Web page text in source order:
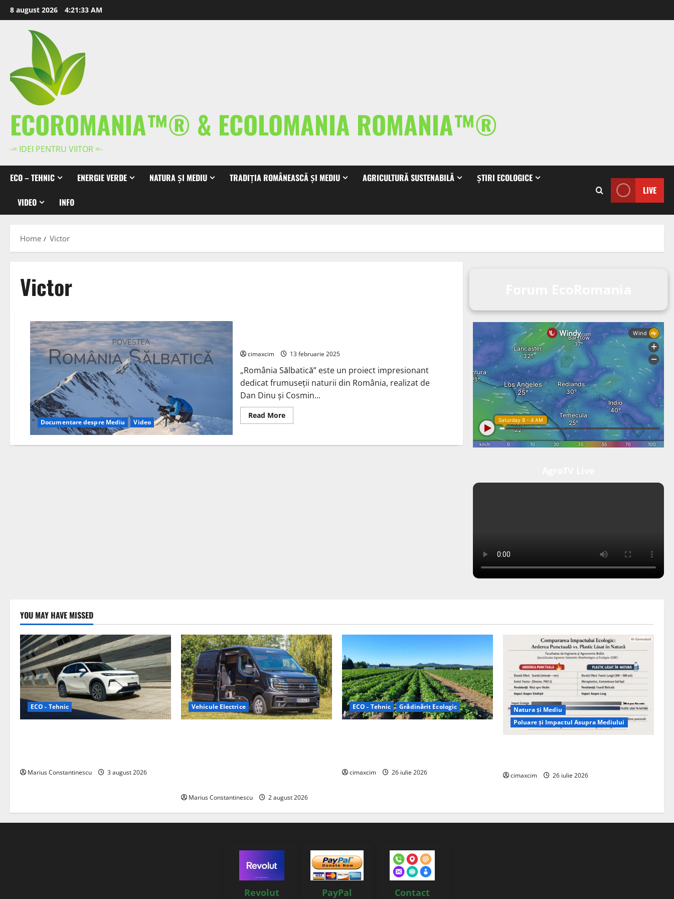
Skip
to
content
8 august 2026 4:21:33 AM
ECOROMANIA™® & ECOLOMANIA ROMANIA™®
-= IDEI PENTRU VIITOR =-
ECO – TEHNIC ENERGIE VERDE NATURA ȘI MEDIU TRADIȚIA ROMÂNEASCĂ ȘI MEDIU AGRICULTURĂ SUSTENABILĂ ȘTIRI ECOLOGICE
VIDEO INFO
LIVE
Home Victor
Victor
Documentare despre Mediu Video
cimaxcim 13 februarie 2025
„România Sălbatică” este un proiect impresionant
dedicat frumuseții naturii din România, realizat de
Dan Dinu și Cosmin...
Read MoreRead
more
YOU MAY HAVE MISSED
ECO - Tehnic
Marius Constantinescu 3 august 2026
Vehicule Electrice
Marius Constantinescu 2 august 2026
ECO - Tehnic Grădinărit Ecologic
cimaxcim 26 iulie 2026
Natura și Mediu
Poluare și Impactul Asupra Mediului
cimaxcim 26 iulie 2026
Revolut PayPal Contact